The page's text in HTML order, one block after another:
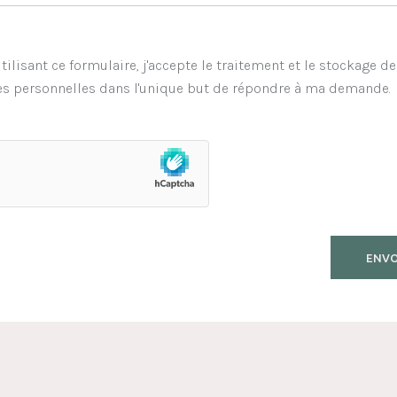
ce formulaire, j'accepte le traitement et le stockage
personnelles dans l'unique but de répondre à ma demande.